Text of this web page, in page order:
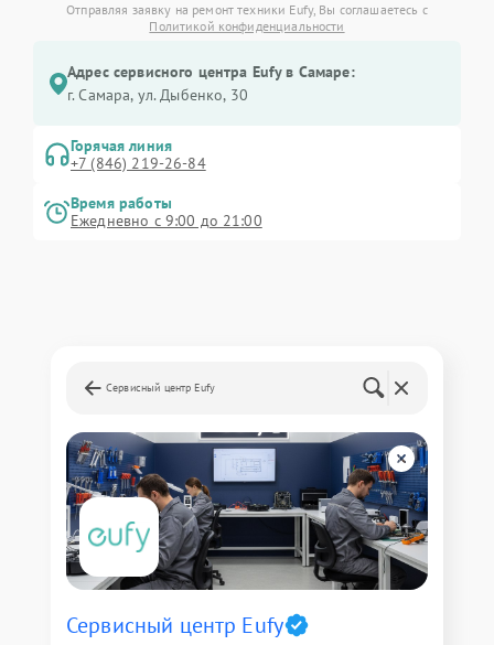
Отправляя заявку на ремонт техники Eufy, Вы соглашаетесь с
Политикой конфиденциальности
Адрес сервисного центра Eufy в Самаре:
г. Самара, ул. Дыбенко, 30
Горячая линия
+7 (846) 219-26-84
Время работы
Ежедневно с 9:00 до 21:00
Сервисный центр Eufy
Сервисный центр Eufy